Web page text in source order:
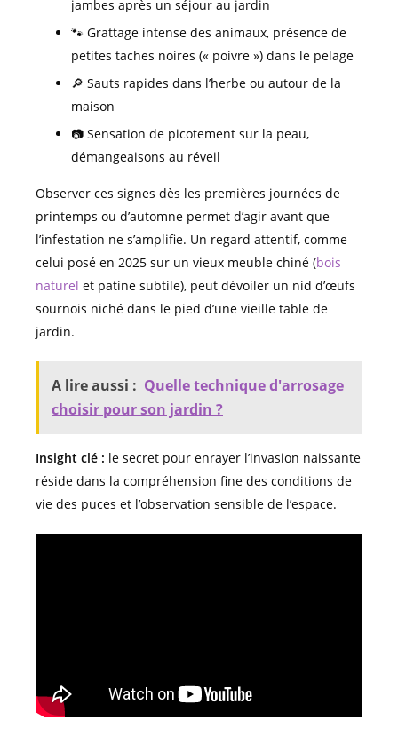
jambes après un séjour au jardin
🐾 Grattage intense des animaux, présence de
petites taches noires (« poivre ») dans le pelage
🔎 Sauts rapides dans l’herbe ou autour de la
maison
📷 Sensation de picotement sur la peau,
démangeaisons au réveil
Observer ces signes dès les premières journées de
printemps ou d’automne permet d’agir avant que
l’infestation ne s’amplifie. Un regard attentif, comme
celui posé en 2025 sur un vieux meuble chiné (bois
naturel et patine subtile), peut dévoiler un nid d’œufs
sournois niché dans le pied d’une vieille table de
jardin.
A lire aussi : Quelle technique d'arrosage
choisir pour son jardin ?
Insight clé : le secret pour enrayer l’invasion naissante
réside dans la compréhension fine des conditions de
vie des puces et l’observation sensible de l’espace.